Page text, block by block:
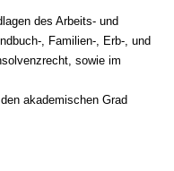
des Arbeits- und
, Familien-, Erb-, und
sowie im
akademischen Grad